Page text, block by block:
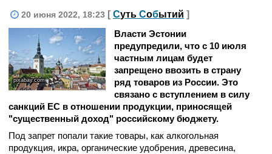
20 июня 2022, 18:23 [ Суть Событий ]
pixabay.com
Власти Эстонии
предупредили, что с 10 июля
частным лицам будет
запрещено ввозить в страну
ряд товаров из России. Это
связано с вступлением в силу
санкций ЕС в отношении продукции, приносящей
"существенный доход" российскому бюджету.
Под запрет попали такие товары, как алкогольная
продукция, икра, органические удобрения, древесина,